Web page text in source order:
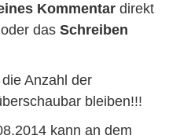
Kommentar direkt
das Schreiben
Anzahl der
bleiben!!!
kann an dem